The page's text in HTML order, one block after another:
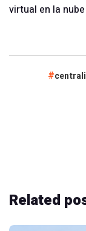
virtual en la
Related